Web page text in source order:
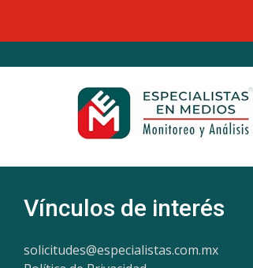
Vínculos de interés
solicitudes@especialistas.com.mx